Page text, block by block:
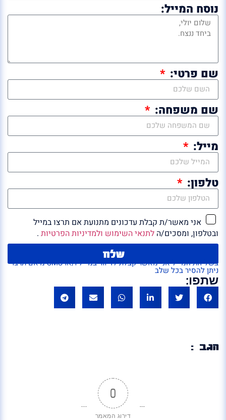
נוסח המייל:
שם פרטי:
שם משפחה:
מייל:
טלפון:
אני מאשר/ת קבלת עדכונים מתנועת אם תרצו במייל
ובטלפון, ומסכים/ה לתנאי השימוש ולמדיניות הפרטיות .
שלח
בשליחת המייל אני מאשר קבלת לדיוור במייל ו/או SMS מ'אם תרצו'
ניתן להסיר בכל שלב
שתפו:
הגב :
0
דירוג המאמר